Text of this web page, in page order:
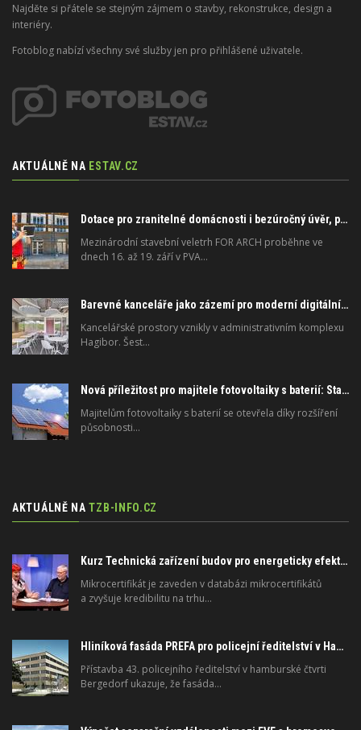
Najděte si přátele se stejným zájmem o stavby, rekonstrukce, design a
interiéry.
Fotoblog nabízí všechny své služby jen pro přihlášené uživatele.
AKTUÁLNĚ NA ESTAV.CZ
Dotace pro zranitelné domácnosti i bezúročný úvěr, poradenství na veletrhu FOR ARCH
Mezinárodní stavební veletrh FOR ARCH proběhne ve
dnech 16. až 19. září v PVA…
Barevné kanceláře jako zázemí pro moderní digitální média
Kancelářské prostory vznikly v administrativním komplexu
Hagibor. Šest…
Nová příležitost pro majitele fotovoltaiky s baterií: Stabilizujte elektrickou síť
Majitelům fotovoltaiky s baterií se otevřela díky rozšíření
působnosti…
AKTUÁLNĚ NA TZB-INFO.CZ
Kurz Technická zařízení budov pro energeticky efektivní a zdravé budovy na FSv ČVUT
Mikrocertifikát je zaveden v databázi mikrocertifikátů
a zvyšuje kredibilitu na trhu…
Hliníková fasáda PREFA pro policejní ředitelství v Hamburku: technické řešení s dlouhou životností
Přístavba 43. policejního ředitelství v hamburské čtvrti
Bergedorf ukazuje, že fasáda…